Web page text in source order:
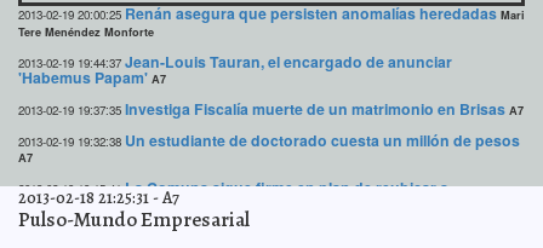
2013-02-19 20:00:25 Renán asegura que persisten anomalías heredadas Mari
Tere Menéndez Monforte
2013-02-19 19:44:37 Jean-Louis Tauran, el encargado de anunciar
'Habemus Papam' A7
2013-02-19 19:37:35 Investiga Fiscalía muerte de un matrimonio en Brisas A7
2013-02-19 19:32:38 Un estudiante de doctorado cuesta un millón de pesos
A7
2013-02-19 19:15:41 La Comuna sigue firme en plan de reubicar a
ambulantes A7
Así pavimentan las calles en Holanda
2013-02-18 21:25:31-A7
Pulso-Mundo Empresarial